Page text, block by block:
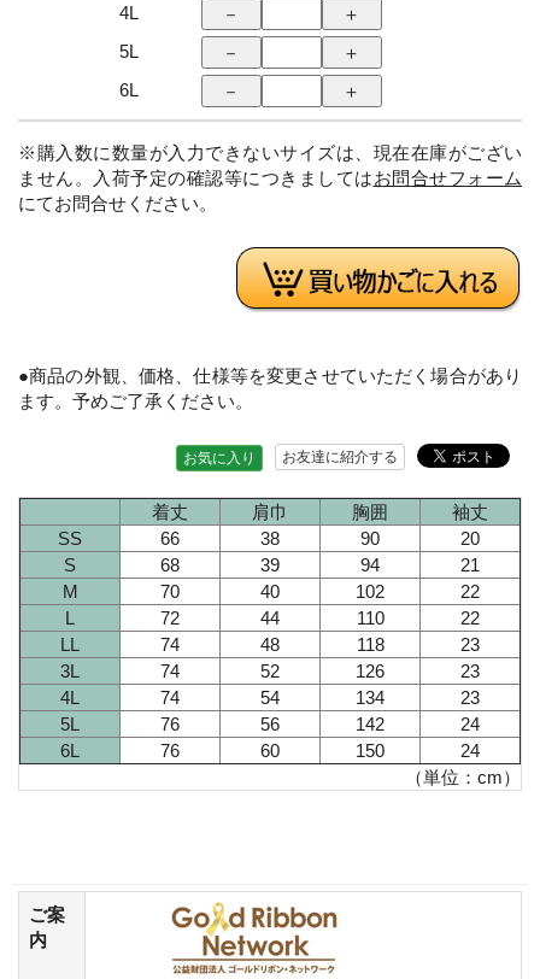
4L
5L
6L
※購入数に数量が入力できないサイズは、現在在庫がござい
ません。入荷予定の確認等につきましてはお問合せフォーム
にてお問合せください。
●商品の外観、価格、仕様等を変更させていただく場合があり
ます。予めご了承ください。
お友達に紹介する
お気に入り
着丈 肩巾 胸囲
袖丈
SS
66 38 90
20
S
68 39 94
21
M
70 40 102
22
L
72 44 110
22
LL
74 48 118
23
3L
74 52 126
23
4L
74 54 134
23
5L
76 56 142
24
6L
76 60 150
24
（単位：cm）
ご案
内